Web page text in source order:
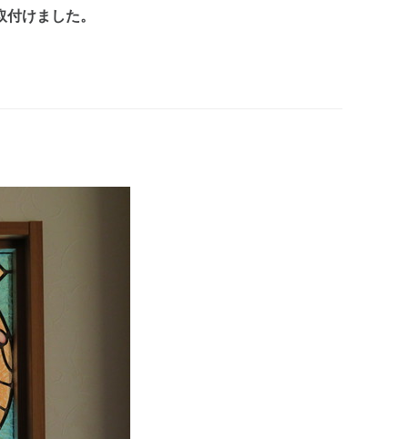
けました。